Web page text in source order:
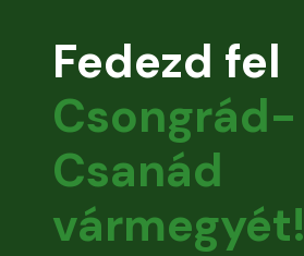
Fedezd fel
Csongrád-
Csanád
vármegyét!